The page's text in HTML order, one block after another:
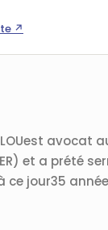
avocat
et a prété
ce jour35
↗